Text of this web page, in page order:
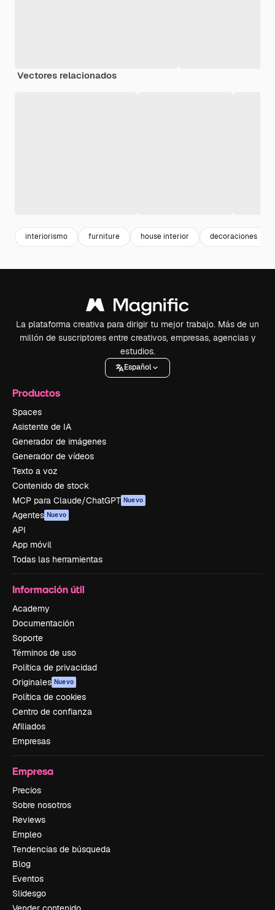
Vectores relacionados
interiorismo furniture house interior decoraciones
La plataforma creativa para dirigir tu mejor trabajo. Más de un
millón de suscriptores entre creativos, empresas, agencias y
estudios.
Español
Productos
Spaces
Asistente de IA
Generador de imágenes
Generador de vídeos
Texto a voz
Contenido de stock
MCP para Claude/ChatGPT Nuevo
Agentes Nuevo
API
App móvil
Todas las herramientas
Información útil
Academy
Documentación
Soporte
Términos de uso
Política de privacidad
Originales Nuevo
Política de cookies
Centro de confianza
Afiliados
Empresas
Empresa
Precios
Sobre nosotros
Reviews
Empleo
Tendencias de búsqueda
Blog
Eventos
Slidesgo